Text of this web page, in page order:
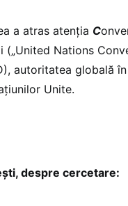
a atras atenția C
(„United Nations
autoritatea globală
Unite.
despre cercetare: